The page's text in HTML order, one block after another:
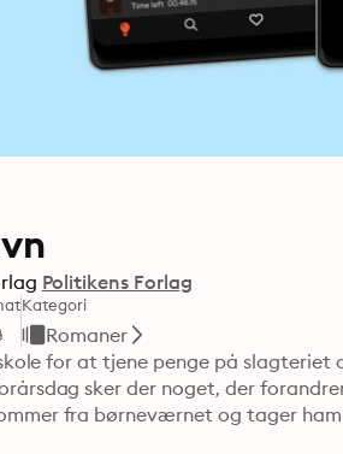
Politikens Forlag
Kategori
Romaner
for at tjene penge på slagteriet
sker der noget, der
fra børneværnet og tager